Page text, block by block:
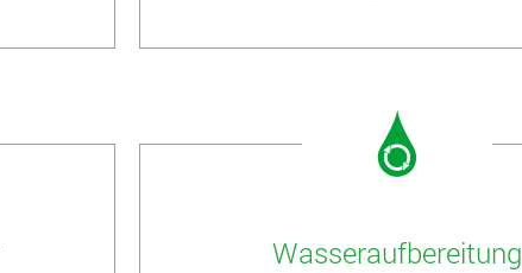
Wasser­aufbereitung